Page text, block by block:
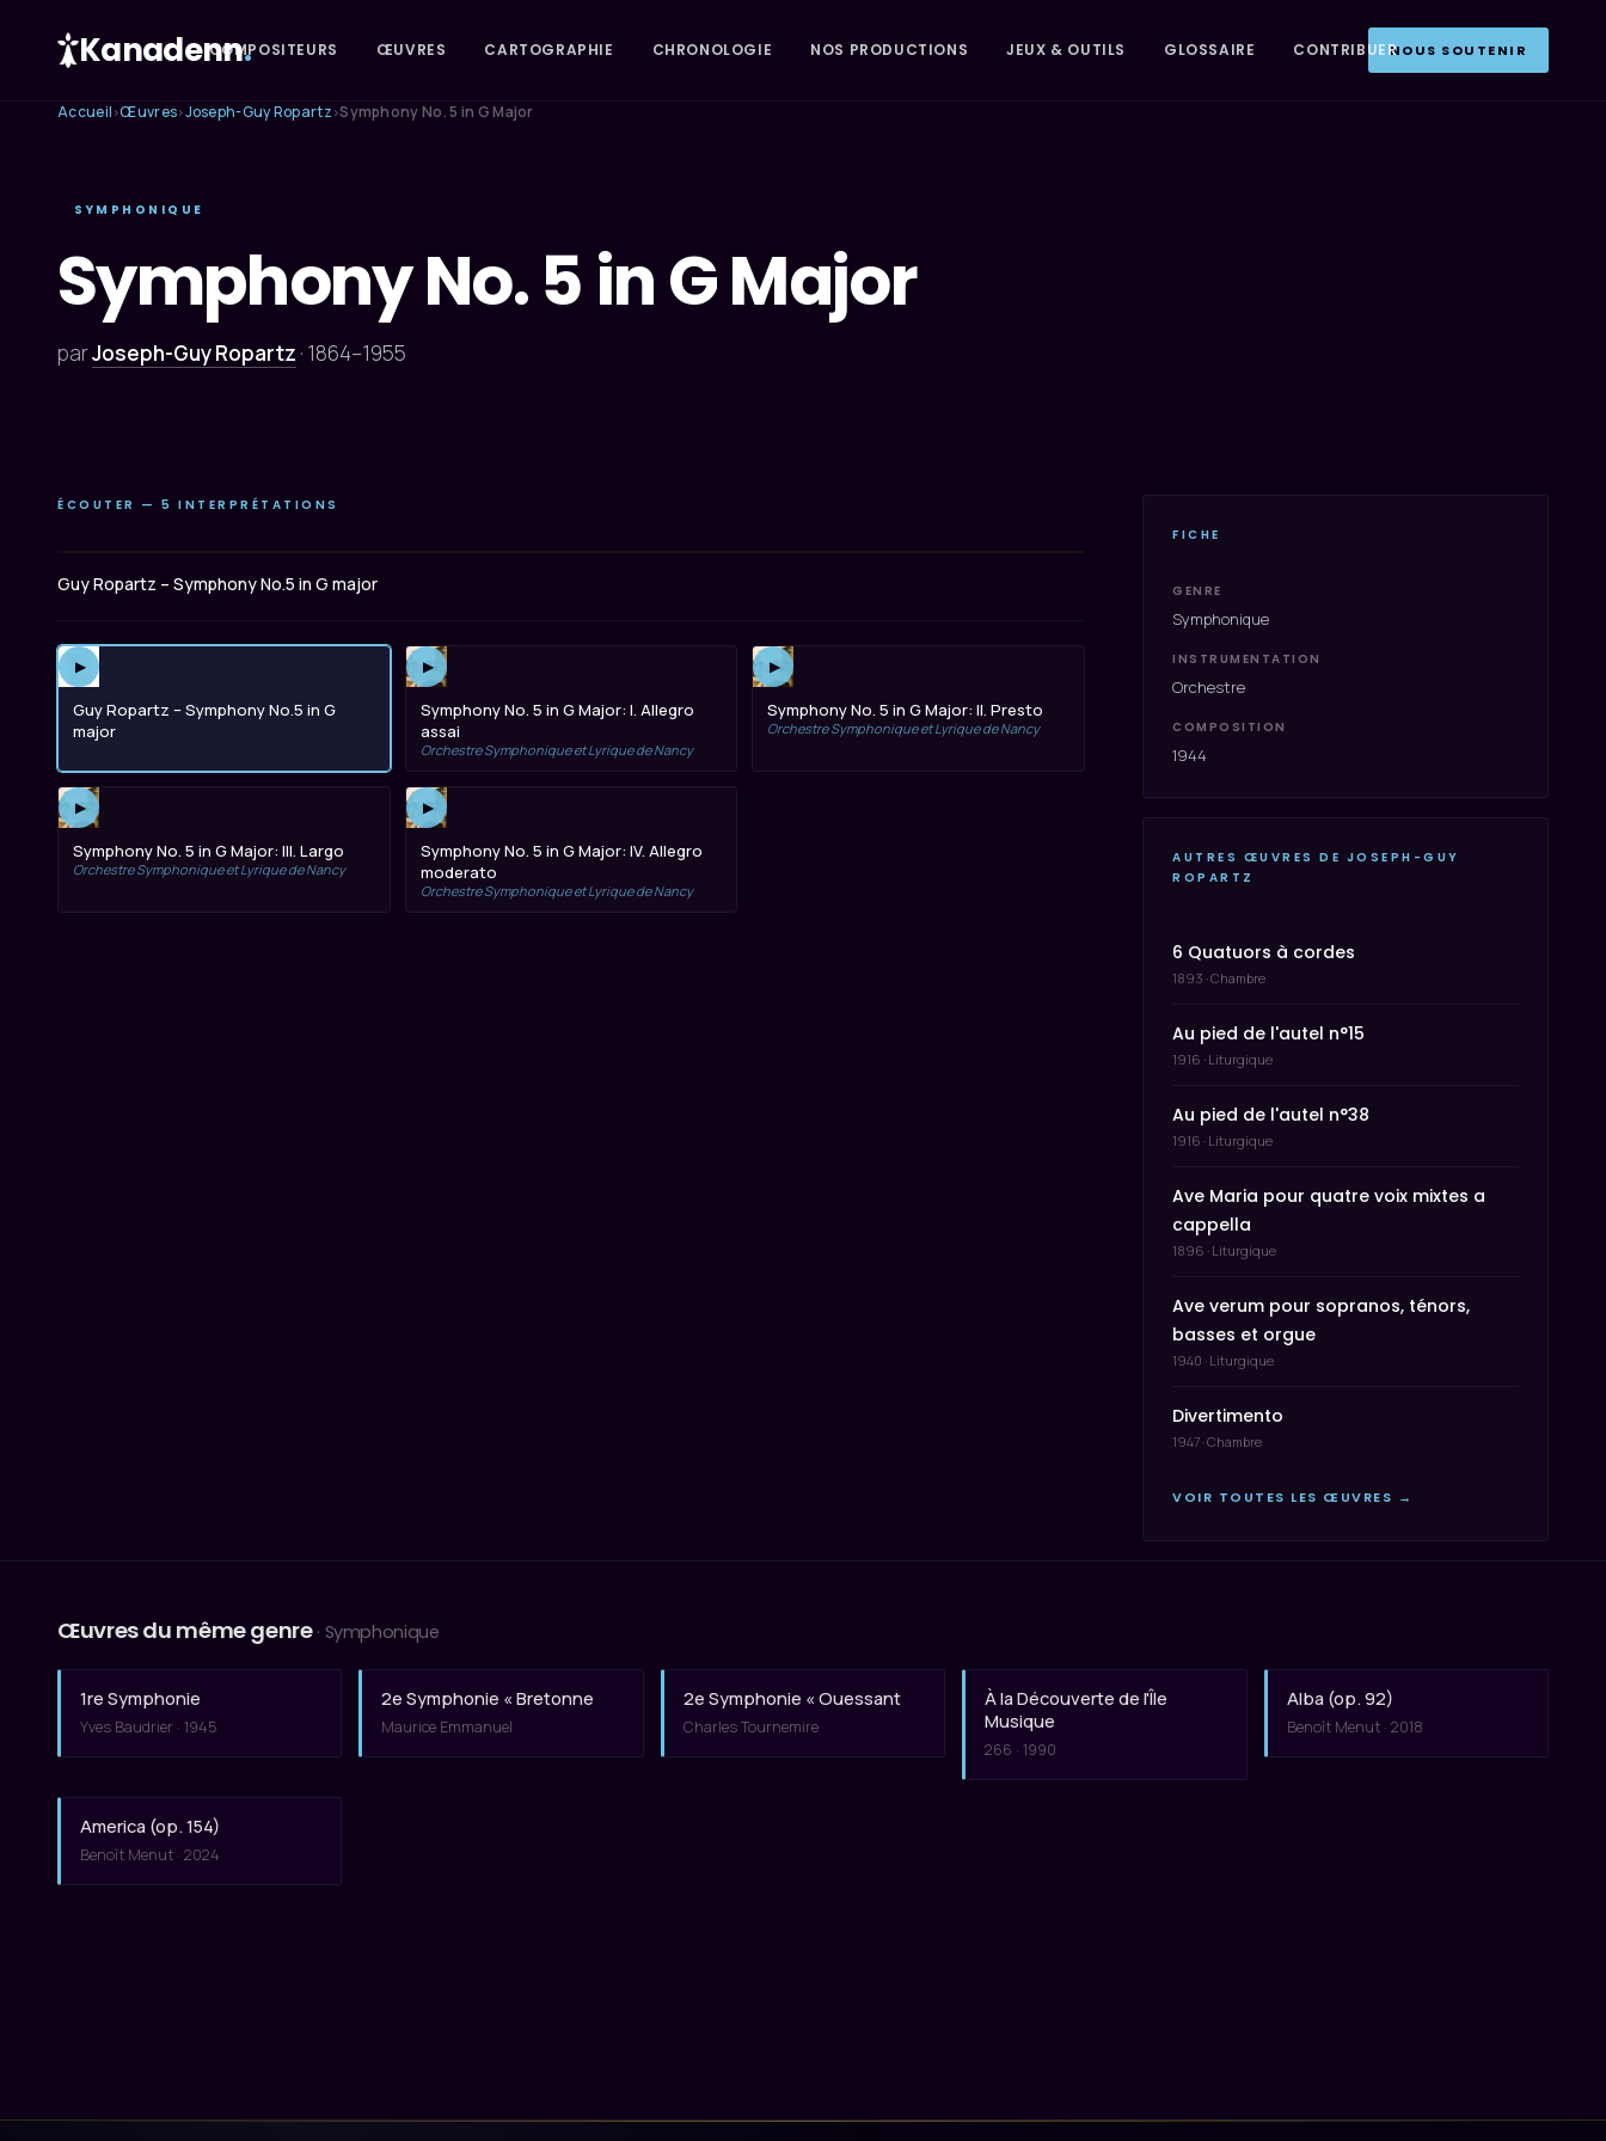
Kanadenn.
COMPOSITEURS ŒUVRES CARTOGRAPHIE CHRONOLOGIE NOS PRODUCTIONS JEUX & OUTILS GLOSSAIRE CONTRIBUERNOUS SOUTENIR
Accueil ›Œuvres›Joseph-Guy Ropartz ›Symphony No. 5 in G Major
SYMPHONIQUE
Symphony No. 5 in G Major
parJoseph-Guy Ropartz · 1864–1955
ÉCOUTER — 5 INTERPRÉTATIONS
Guy Ropartz – Symphony No.5 in G major
▶
Guy Ropartz – Symphony No.5 in G
major
▶
Symphony No. 5 in G Major: I. Allegro
assai
Orchestre Symphonique et Lyrique de Nancy
▶
Symphony No. 5 in G Major: II. Presto
Orchestre Symphonique et Lyrique de Nancy
▶
Symphony No. 5 in G Major: III. Largo
Orchestre Symphonique et Lyrique de Nancy
▶
Symphony No. 5 in G Major: IV. Allegro
moderato
Orchestre Symphonique et Lyrique de Nancy
FICHE
GENRE
Symphonique
INSTRUMENTATION
Orchestre
COMPOSITION
1944
AUTRES ŒUVRES DE JOSEPH-GUY
ROPARTZ
6 Quatuors à cordes
1893 · Chambre
Au pied de l'autel n°15
1916 · Liturgique
Au pied de l'autel n°38
1916 · Liturgique
Ave Maria pour quatre voix mixtes a
cappella
1896 · Liturgique
Ave verum pour sopranos, ténors,
basses et orgue
1940 · Liturgique
Divertimento
1947 · Chambre
VOIR TOUTES LES ŒUVRES →
Œuvres du même genre · Symphonique
1re Symphonie
Yves Baudrier · 1945
2e Symphonie « Bretonne
Maurice Emmanuel
2e Symphonie « Ouessant
Charles Tournemire
À la Découverte de l'Île
Musique
266 · 1990
Alba (op. 92)
Benoît Menut · 2018
America (op. 154)
Benoît Menut · 2024